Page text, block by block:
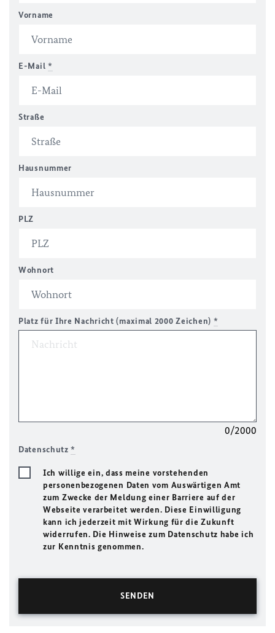
Vorname
E-Mail *
Straße
Hausnummer
PLZ
Wohnort
Platz für Ihre Nachricht (maximal 2000 Zeichen) *
0/2000
Datenschutz*
Ich willige ein, dass meine vorstehenden
personenbezogenen Daten vom Auswärtigen Amt
zum Zwecke der Meldung einer Barriere auf der
Webseite verarbeitet werden. Diese Einwilligung
kann ich jederzeit mit Wirkung für die Zukunft
widerrufen. Die Hinweise zum Datenschutz habe ich
zur Kenntnis genommen.